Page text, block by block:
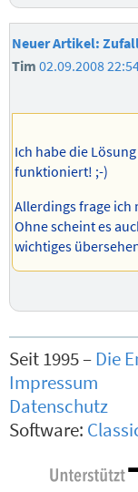
Neuer Artikel:
Tim 02.09.2008
Ich habe die
funktioniert! ;-)
Allerdings frage ich
Ohne scheint es
wichtiges
Seit 1995 – Die
Impressum
Datenschutz
Software: